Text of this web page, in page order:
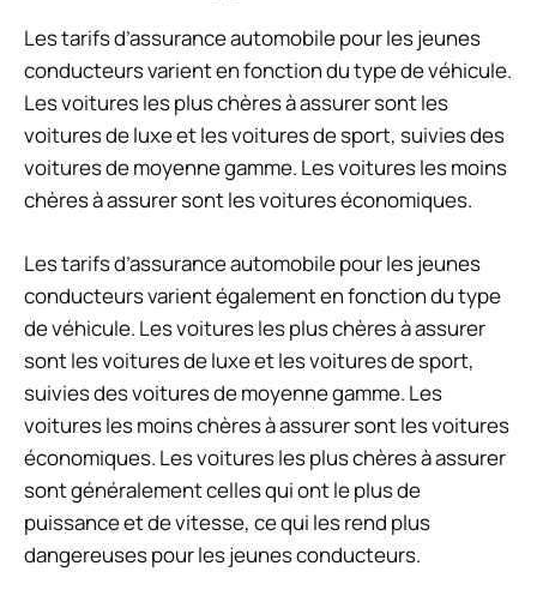
Les tarifs d’assurance automobile pour les jeunes
conducteurs varient en fonction du type de véhicule.
Les voitures les plus chères à assurer sont les
voitures de luxe et les voitures de sport, suivies des
voitures de moyenne gamme. Les voitures les moins
chères à assurer sont les voitures économiques.
Les tarifs d’assurance automobile pour les jeunes
conducteurs varient également en fonction du type
de véhicule. Les voitures les plus chères à assurer
sont les voitures de luxe et les voitures de sport,
suivies des voitures de moyenne gamme. Les
voitures les moins chères à assurer sont les voitures
économiques. Les voitures les plus chères à assurer
sont généralement celles qui ont le plus de
puissance et de vitesse, ce qui les rend plus
dangereuses pour les jeunes conducteurs.